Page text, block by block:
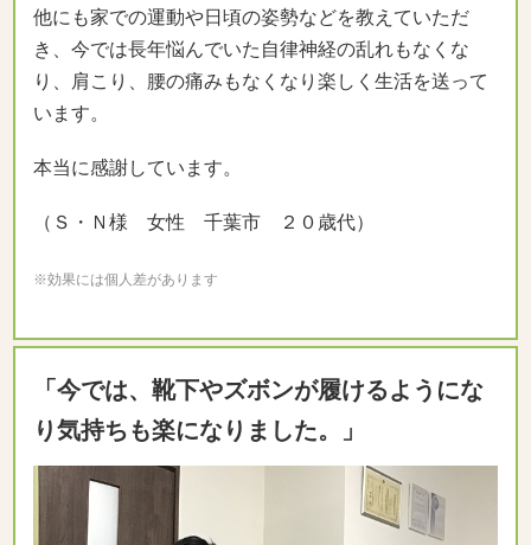
他にも家での運動や日頃の姿勢などを教えていただ
き、今では長年悩んでいた自律神経の乱れもなくな
り、肩こり、腰の痛みもなくなり楽しく生活を送って
います。
本当に感謝しています。
（Ｓ・Ｎ様 女性 千葉市 ２０歳代）
※効果には個人差があります
「今では、靴下やズボンが履けるようにな
り気持ちも楽になりました。」